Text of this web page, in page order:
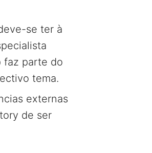
se ter à
faz parte do
tema.
externas
de ser